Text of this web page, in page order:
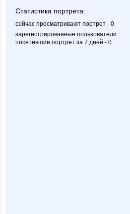
Статистика портрета:
сейчас просматривают портрет - 0
зарегистрированные пользователи
посетившие портрет за 7 дней - 0